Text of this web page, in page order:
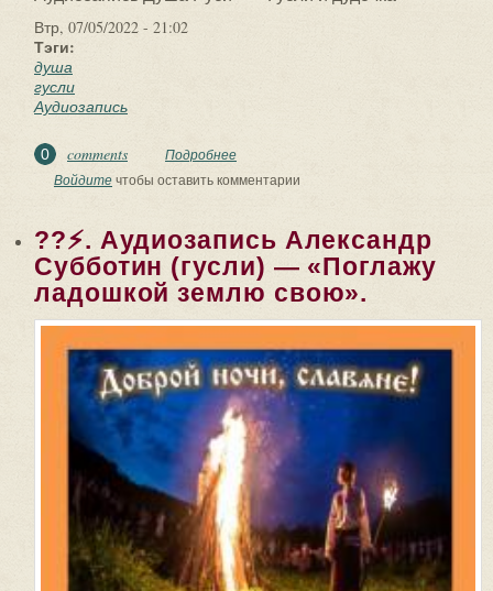
Втр, 07/05/2022 - 21:02
Тэги:
душа
гусли
Аудиозапись
0 comments Подробнее
и дудочка».
Войдитечтобы оставить комментарии
??⚡. Аудиозапись Александр
Субботин (гусли) — «Поглажу
ладошкой землю свою».